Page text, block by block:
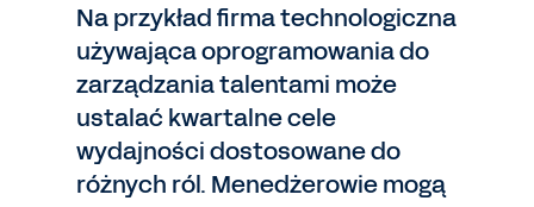
Na przykład firma technologiczna
używająca oprogramowania do
zarządzania talentami może
ustalać kwartalne cele
wydajności dostosowane do
różnych ról. Menedżerowie mogą